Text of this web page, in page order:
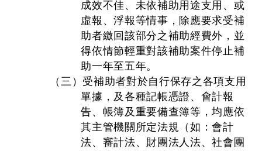
成效不佳、未依補助用途支用、或
虛報、浮報等情事，除應要求受補
助者繳回該部分之補助經費外，並
得依情節輕重對該補助案件停止補
助一年至五年。
（三）受補助者對於自行保存之各項支用
單據，及各種記帳憑證、會計報
告、帳簿及重要備查簿等，均應依
其主管機關所定法規（如：會計
法、審計法、財團法人法、社會團